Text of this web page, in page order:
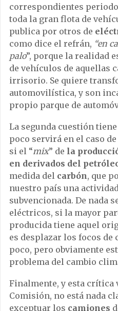
correspondientes
toda la gran flota de
publica por otros de
como dice el refrán, “en
palo”, porque la realidad
de vehículos de aquellas
irrisorio. Se quiere
automovilística, y son
propio parque de
La segunda cuestión
poco servirá en el caso
si el “mix” de la
en derivados del
medida del carbón, que
nuestro país una
subvencionada. De nada
eléctricos, si la mayor
producida tiene aquel
es desplazar los focos de
poco, pero obviamente
problema del cambio
Finalmente, y esta crítica
Comisión, no está nada
exceptuar los camiones